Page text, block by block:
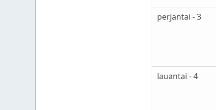
perjantai - 3
lauantai - 4